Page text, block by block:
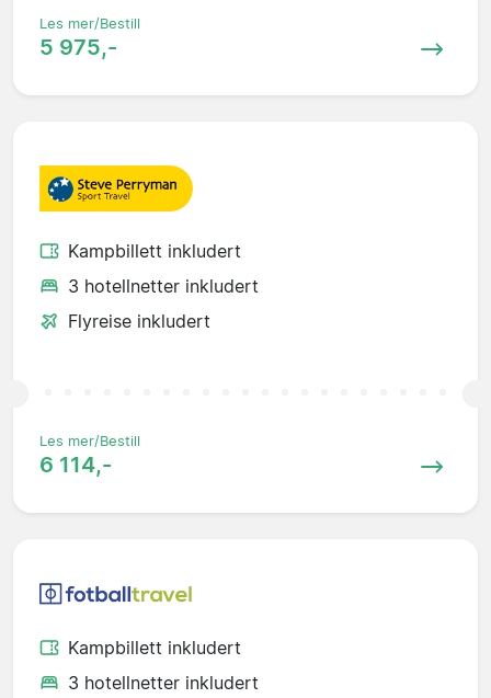
Les mer/Bestill
5 975,-
Kampbillett inkludert
3 hotellnetter inkludert
Flyreise inkludert
Les mer/Bestill
6 114,-
Kampbillett inkludert
3 hotellnetter inkludert